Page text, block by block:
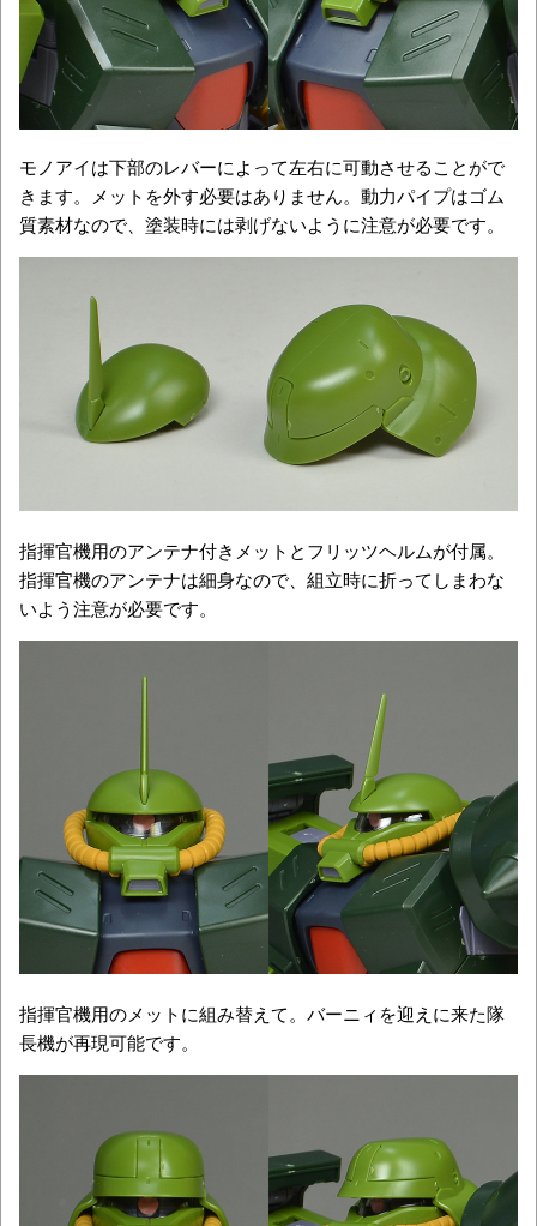
モノアイは下部のレバーによって左右に可動させることがで
きます。メットを外す必要はありません。動力パイプはゴム
質素材なので、塗装時には剥げないように注意が必要です。
指揮官機用のアンテナ付きメットとフリッツヘルムが付属。
指揮官機のアンテナは細身なので、組立時に折ってしまわな
いよう注意が必要です。
指揮官機用のメットに組み替えて。バーニィを迎えに来た隊
長機が再現可能です。